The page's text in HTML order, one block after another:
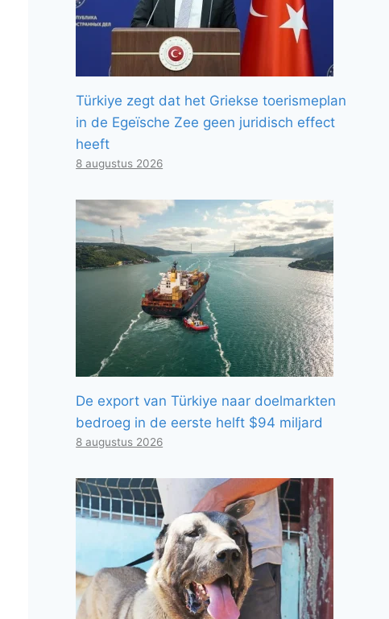
Türkiye zegt dat het Griekse toerismeplan
in de Egeïsche Zee geen juridisch effect
heeft
8 augustus 2026
De export van Türkiye naar doelmarkten
bedroeg in de eerste helft $94 miljard
8 augustus 2026